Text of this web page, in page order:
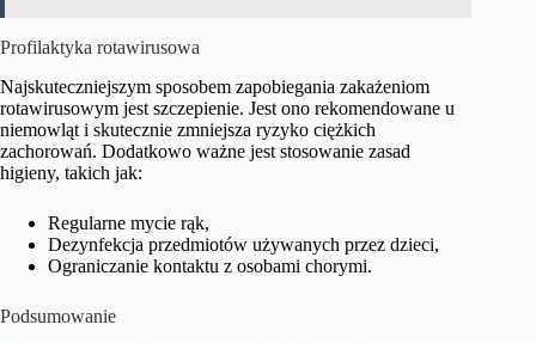
Profilaktyka rotawirusowa
Najskuteczniejszym sposobem zapobiegania zakażeniom
rotawirusowym jest szczepienie. Jest ono rekomendowane u
niemowląt i skutecznie zmniejsza ryzyko ciężkich
zachorowań. Dodatkowo ważne jest stosowanie zasad
higieny, takich jak:
Regularne mycie rąk,
Dezynfekcja przedmiotów używanych przez dzieci,
Ograniczanie kontaktu z osobami chorymi.
Podsumowanie